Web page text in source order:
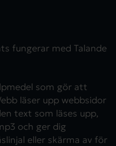
fungerar med Talande
som gör att
läser upp webbsidor
text som läses upp,
och ger dig
eller skärma av för